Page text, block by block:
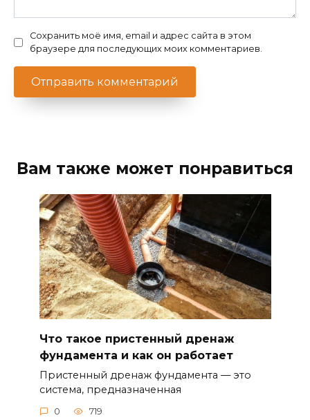
Сохранить моё имя, email и адрес сайта в этом
браузере для последующих моих комментариев.
Вам также может понравиться
Что такое пристенный дренаж
фундамента и как он работает
Пристенный дренаж фундамента — это
система, предназначенная
0 719